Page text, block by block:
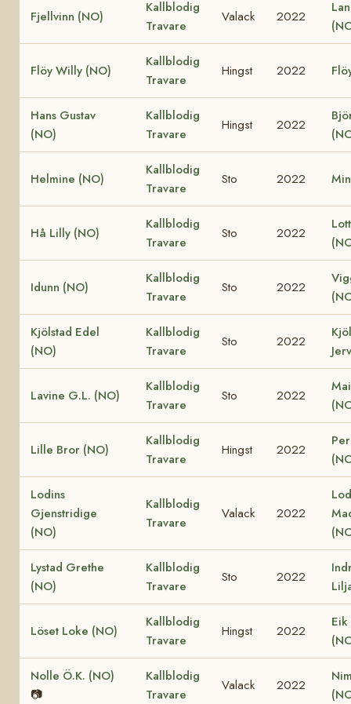
Fjellvinn (NO)
Kallblodig
Travare
Valack 2022
Flöy Willy (NO)
Kallblodig
Travare
Hingst 2022
Hans Gustav
(NO)
Kallblodig
Travare
Hingst 2022
Helmine (NO)
Kallblodig
Travare
Sto 2022
Hå Lilly (NO)
Kallblodig
Travare
Sto 2022
Idunn (NO)
Kallblodig
Travare
Sto 2022
Kjölstad Edel
(NO)
Kallblodig
Travare
Sto 2022
Lavine G.L. (NO)
Kallblodig
Travare
Sto 2022
Lille Bror (NO)
Kallblodig
Travare
Hingst 2022
Lodins
Gjenstridige
(NO)
Kallblodig
Travare
Valack 2022
Lystad Grethe
(NO)
Kallblodig
Travare
Sto 2022
Löset Loke (NO)
Kallblodig
Travare
Hingst 2022
Nolle Ö.K. (NO)
📷
Kallblodig
Travare
Valack 2022